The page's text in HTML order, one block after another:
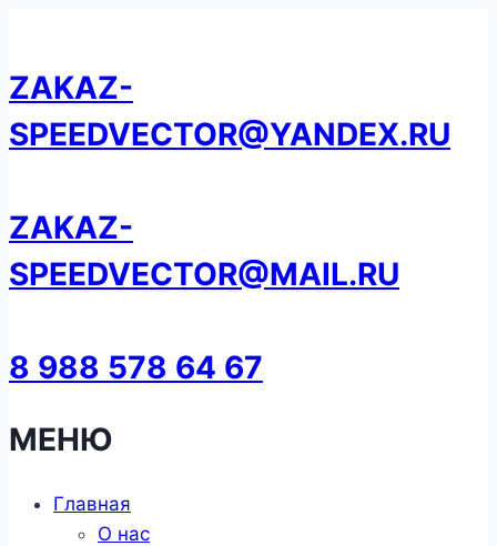
содержанию
ZAKAZ-
SPEEDVECTOR@YANDEX.RU
ZAKAZ-
SPEEDVECTOR@MAIL.RU
8 988 578 64 67
МЕНЮ
Главная
О нас